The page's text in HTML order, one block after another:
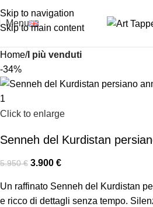
Skip to navigation
Skip to main content
Menu
Home I più venduti
-34%
Click to enlarge
Senneh del Kurdistan
5.950€ 3.900 €
Un raffinato Senneh del Kurdistan
e ricco di dettagli senza tempo.